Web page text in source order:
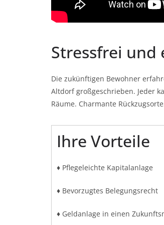
Stressfrei und
Die zukünftigen Bewohner
Altdorf großgeschrieben. Jeder
Räume. Charmante
Ihre Vorteile
♦ Pflegeleichte Kapitalanlage
♦ Bevorzugtes Belegungsrecht
♦ Geldanlage in einen